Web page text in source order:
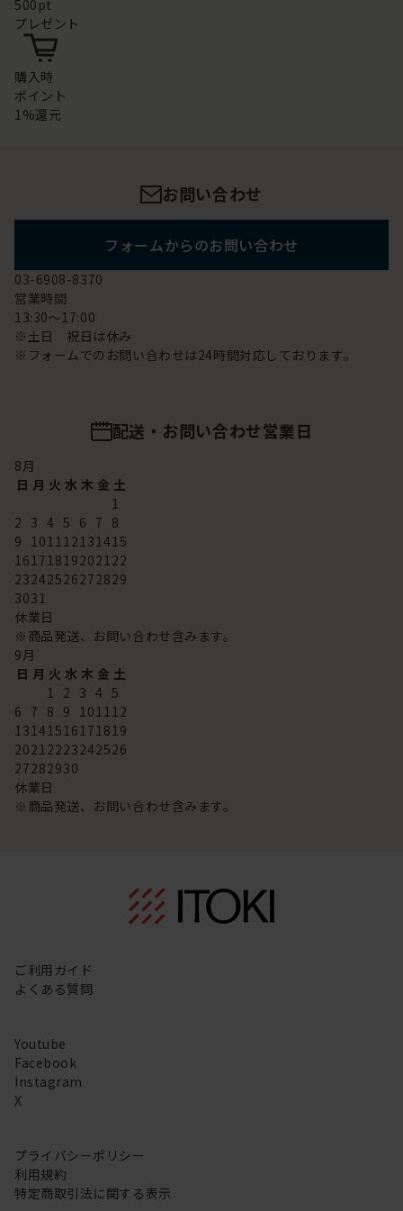
500pt
プレゼント
購入時
ポイント
1%還元
お問い合わせ
フォームからのお問い合わせ
03-6908-8370
営業時間
13:30～17:00
※土日 祝日は休み
※フォームでのお問い合わせは24時間対応しております。
配送・お問い合わせ営業日
8月
日 月 火 水 木 金 土
1
2 3 4 5 6 7 8
9 101112131415
16171819202122
23242526272829
3031
休業日
※商品発送、お問い合わせ含みます。
9月
日 月 火 水 木 金 土
1 2 3 4 5
6 7 8 9 101112
13141516171819
20212223242526
27282930
休業日
※商品発送、お問い合わせ含みます。
ご利用ガイド
よくある質問
Youtube
Facebook
Instagram
X
プライバシーポリシー
利用規約
特定商取引法に関する表示